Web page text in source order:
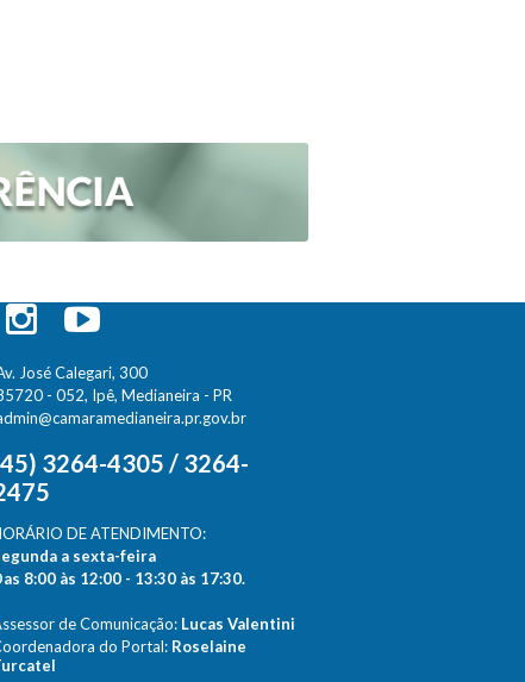
José Calegari, 300
- 052, Ipê, Medianeira - PR
3264-4305 / 3264-
DE ATENDIMENTO:
a sexta-feira
8:00 às 12:00 - 13:30 às 17:30.
de Comunicação: Lucas Valentini
do Portal: Roselaine